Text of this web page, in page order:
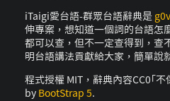
iTaigi愛台語-群眾台語辭典是
伸專案，想知道一個詞的台語怎
都可以查，但不一定查得到，查
明台語講法貢獻給大家，簡單說
程式授權 MIT，辭典內容CC0｢
by BootStrap 5.